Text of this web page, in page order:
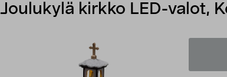
Joulukylä kirkko LED-valot,